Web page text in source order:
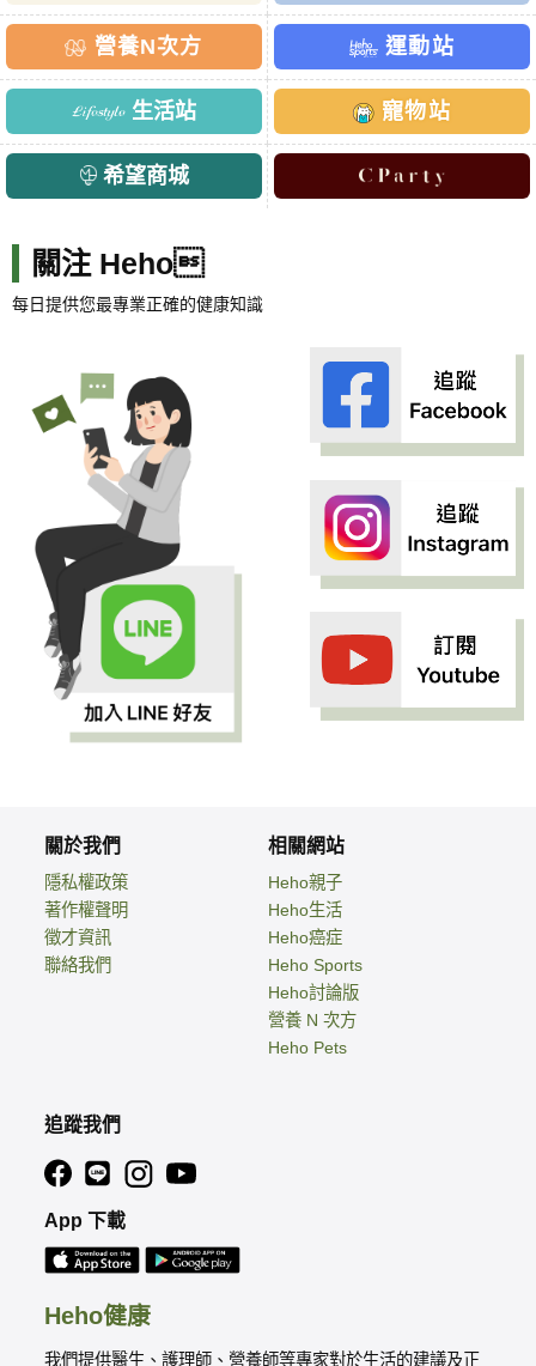
營養N次方 運動站
生活站 寵物站
希望商城
關注 Heho
每日提供您最專業正確的健康知識
Heho健康
我們提供醫生、護理師、營養師等專家對於生活的建議及正
關於我們
隱私權政策
著作權聲明
徵才資訊
聯絡我們
相關網站
Heho親子
Heho生活
Heho癌症
Heho Sports
Heho討論版
營養 N 次方
Heho Pets
追蹤我們
App 下載